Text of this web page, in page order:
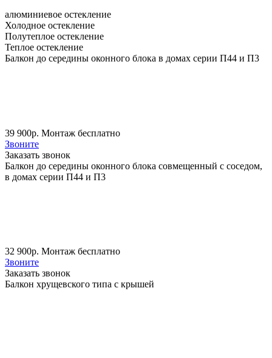
алюминиевое остекление
Холодное остекление
Полутеплое остекление
Теплое остекление
Балкон до середины оконного блока в домах серии П44 и П3
39 900р. Монтаж бесплатно
Звоните
Заказать звонок
Балкон до середины оконного блока совмещенный с соседом,
в домах серии П44 и П3
32 900р. Монтаж бесплатно
Звоните
Заказать звонок
Балкон хрущевского типа с крышей